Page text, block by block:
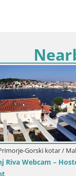
Kroatien / Primorje-
Live Webcam
Kroatien